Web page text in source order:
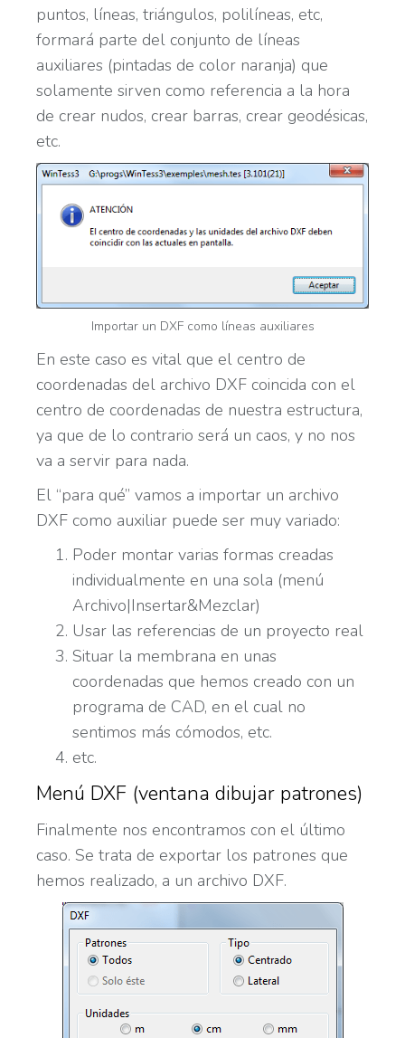
puntos, líneas, triángulos, polilíneas, etc,
formará parte del conjunto de líneas
auxiliares (pintadas de color naranja) que
solamente sirven como referencia a la hora
de crear nudos, crear barras, crear geodésicas,
etc.
Importar un DXF como líneas auxiliares
En este caso es vital que el centro de
coordenadas del archivo DXF coincida con el
centro de coordenadas de nuestra estructura,
ya que de lo contrario será un caos, y no nos
va a servir para nada.
El “para qué” vamos a importar un archivo
DXF como auxiliar puede ser muy variado:
Poder montar varias formas creadas
individualmente en una sola (menú
Archivo|Insertar&Mezclar)
Usar las referencias de un proyecto real
Situar la membrana en unas
coordenadas que hemos creado con un
programa de CAD, en el cual no
sentimos más cómodos, etc.
etc.
Menú DXF (ventana dibujar patrones)
Finalmente nos encontramos con el último
caso. Se trata de exportar los patrones que
hemos realizado, a un archivo DXF.